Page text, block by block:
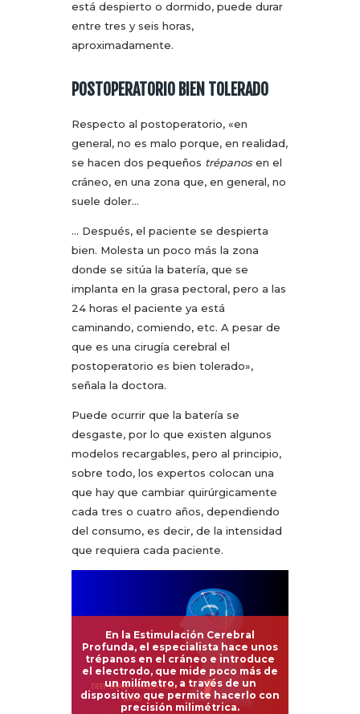
está despierto o dormido, puede durar
entre tres y seis horas,
aproximadamente.
POSTOPERATORIO BIEN TOLERADO
Respecto al postoperatorio, «en
general, no es malo porque, en realidad,
se hacen dos pequeños trépanosen el
cráneo, en una zona que, en general, no
suele doler…
… Después, el paciente se despierta
bien. Molesta un poco más la zona
donde se sitúa la batería, que se
implanta en la grasa pectoral, pero a las
24 horas el paciente ya está
caminando, comiendo, etc. A pesar de
que es una cirugía cerebral el
postoperatorio es bien tolerado»,
señala la doctora.
Puede ocurrir que la batería se
desgaste, por lo que existen algunos
modelos recargables, pero al principio,
sobre todo, los expertos colocan una
que hay que cambiar quirúrgicamente
cada tres o cuatro años, dependiendo
del consumo, es decir, de la intensidad
que requiera cada paciente.
En la Estimulación Cerebral
Profunda, el especialista hace unos
trépanos en el cráneo e introduce
el electrodo, que mide poco más de
un milímetro, a través de un
dispositivo que permite hacerlo con
precisión milimétrica.